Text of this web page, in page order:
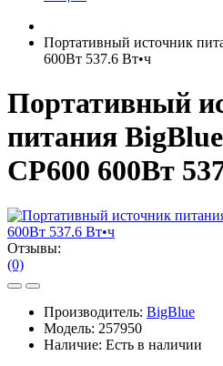
Портативный источник
600Вт 537.6 Вт•ч
Портативный
питания
CP600 600Вт
Отзывы:
(0)
Производитель: BigBlue
Модель: 257950
Наличие: Есть в наличии